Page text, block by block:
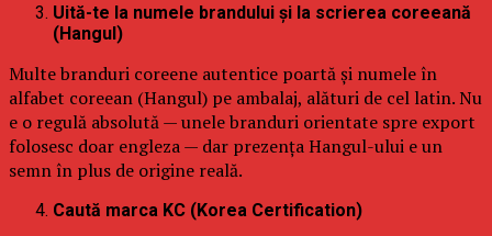
Uită-te la numele brandului și la scrierea coreeană
(Hangul)
Multe branduri coreene autentice poartă și numele în
alfabet coreean (Hangul) pe ambalaj, alături de cel latin. Nu
e o regulă absolută — unele branduri orientate spre export
folosesc doar engleza — dar prezența Hangul-ului e un
semn în plus de origine reală.
Caută marca KC (Korea Certification)